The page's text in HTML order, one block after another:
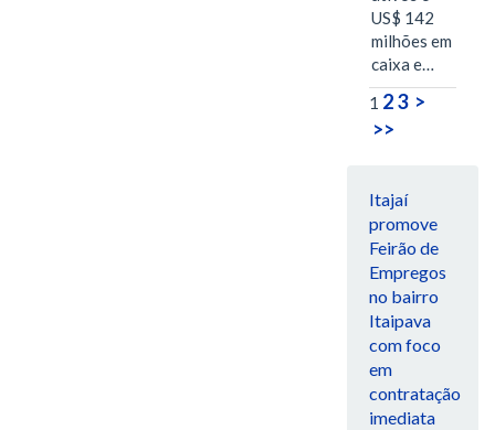
US$ 142
milhões em
caixa e…
1 23 >
>>
Itajaí
promove
Feirão de
Empregos
no bairro
Itaipava
com foco
em
contratação
imediata